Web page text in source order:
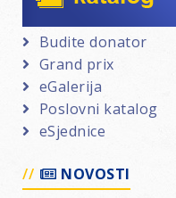
Budite donator
Grand prix
eGalerija
Poslovni katalog
eSjednice
NOVOSTI